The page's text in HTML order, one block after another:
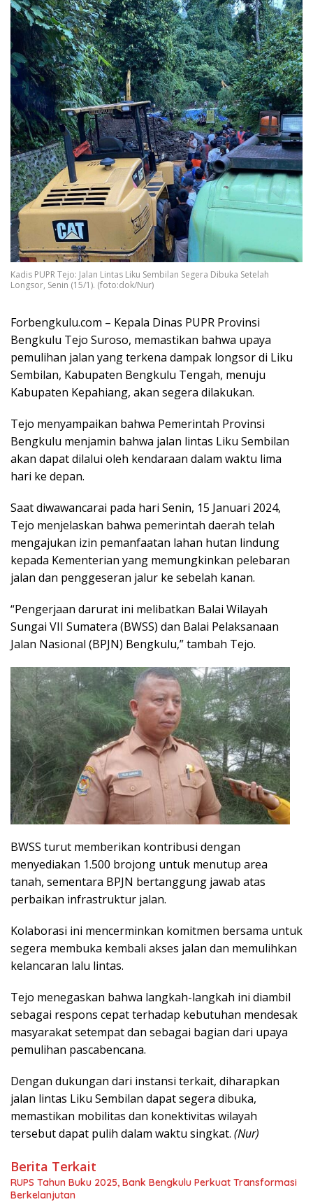
Kadis PUPR Tejo: Jalan Lintas Liku Sembilan Segera Dibuka Setelah
Longsor, Senin (15/1). (foto:dok/Nur)
Forbengkulu.com – Kepala Dinas PUPR Provinsi
Bengkulu Tejo Suroso, memastikan bahwa upaya
pemulihan jalan yang terkena dampak longsor di Liku
Sembilan, Kabupaten Bengkulu Tengah, menuju
Kabupaten Kepahiang, akan segera dilakukan.
Tejo menyampaikan bahwa Pemerintah Provinsi
Bengkulu menjamin bahwa jalan lintas Liku Sembilan
akan dapat dilalui oleh kendaraan dalam waktu lima
hari ke depan.
Saat diwawancarai pada hari Senin, 15 Januari 2024,
Tejo menjelaskan bahwa pemerintah daerah telah
mengajukan izin pemanfaatan lahan hutan lindung
kepada Kementerian yang memungkinkan pelebaran
jalan dan penggeseran jalur ke sebelah kanan.
“Pengerjaan darurat ini melibatkan Balai Wilayah
Sungai VII Sumatera (BWSS) dan Balai Pelaksanaan
Jalan Nasional (BPJN) Bengkulu,” tambah Tejo.
BWSS turut memberikan kontribusi dengan
menyediakan 1.500 brojong untuk menutup area
tanah, sementara BPJN bertanggung jawab atas
perbaikan infrastruktur jalan.
Kolaborasi ini mencerminkan komitmen bersama untuk
segera membuka kembali akses jalan dan memulihkan
kelancaran lalu lintas.
Tejo menegaskan bahwa langkah-langkah ini diambil
sebagai respons cepat terhadap kebutuhan mendesak
masyarakat setempat dan sebagai bagian dari upaya
pemulihan pascabencana.
Dengan dukungan dari instansi terkait, diharapkan
jalan lintas Liku Sembilan dapat segera dibuka,
memastikan mobilitas dan konektivitas wilayah
tersebut dapat pulih dalam waktu singkat. (Nur)
Berita Terkait
RUPS Tahun Buku 2025, Bank Bengkulu Perkuat Transformasi
Berkelanjutan